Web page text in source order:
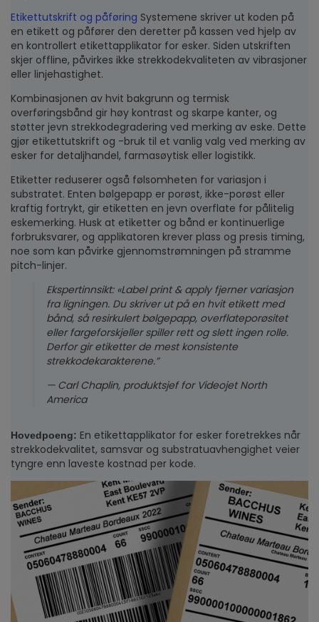
Etikettutskrift og påføring Systemene skriver ut koden på
en etikett og påfører den deretter på kassen ved hjelp av
en kontrollert etikettapplikator for esker. Siden utskriften
skjer offline, påvirkes ikke strekkodekvaliteten av vibrasjoner
eller linjehastighet.
Kombinasjonen av hvit bakgrunn og termisk
overføringsbånd gir høy kontrast og skarpe kanter, og
støtter jevn strekkodegradering ved merking av eske. Dette
gjør etikettutskrift og -bruk til et vanlig valg ved merking av
esker for detaljhandel, farmasøytisk eller logistikk.
Etiketter reduserer også følsomheten for variasjon i
substratet. Enten bølgepapp er porøst, ikke-porøst eller
kraftig fortrykt, gir etiketten en jevn overflate for pålitelig
eskemerking. Husk at etiketter og bånd er kontinuerlige
forbruksvarer, og applikatoren krever plass og presis timing,
noe som kan påvirke gjennomstrømningen på stramme
pitch-linjer.
Ekspertinnsikt: «Label print & apply fjerner variasjon
fra ligningen. Du skriver ut på en hvit etikett med
bånd, så resirkulert bølgepapp, overflateporøsitet
eller fargeforskjeller spiller rett og slett ingen rolle.
Derfor gir etiketter de mest konsistente
strekkodekarakterene.”
— Carl Chaplin, produktsjef for Videojet North
America
Hovedpoeng: En etikettapplikator for esker foretrekkes når
strekkodekvalitet, samsvar og substratuavhengighet veier
tyngre enn laveste kostnad per kode.